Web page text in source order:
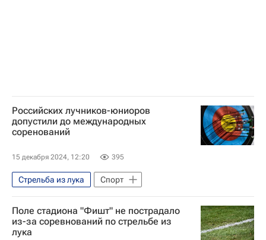
Российских лучников-юниоров
допустили до международных
соренований
15 декабря 2024, 12:20 395
Стрельба из лука Спорт
Поле стадиона "Фишт" не пострадало
из-за соревнований по стрельбе из
лука